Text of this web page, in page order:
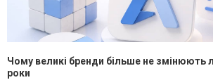
Чому великі бренди більше не змінюють
роки